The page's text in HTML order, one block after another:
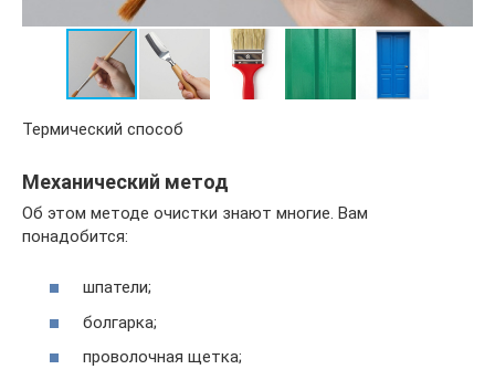
Термический способ
Механический метод
Об этом методе очистки знают многие. Вам
понадобится:
шпатели;
болгарка;
проволочная щетка;